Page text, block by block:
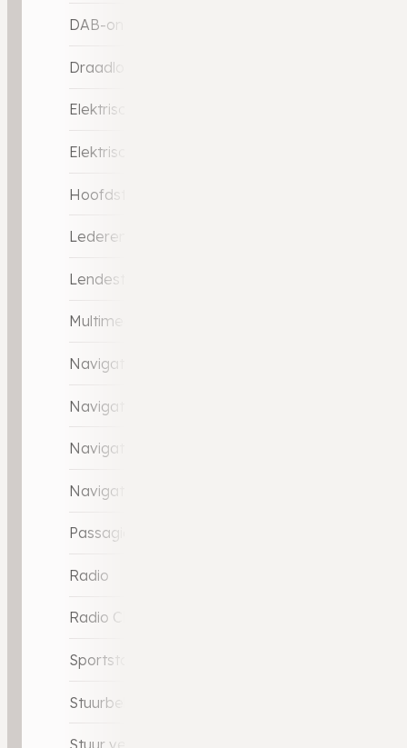
DAB-ontvanger
Draadloze telefoonlader
Elektrische ramen achter
Elektrische ramen voor
Hoofdsteunen actief
Lederen stuurwiel
Lendesteunen (verstelbaar)
Multimedia-voorbereiding
Navigatie-systeem
Navigatie-systeem full map
Navigatie full map
Navigatiesysteem
Passagiersstoel in hoogte verstelbaar
Radio
Radio CD-speler
Sportstoelen
Stuurbekrachtiging snelheidsafhankelijk